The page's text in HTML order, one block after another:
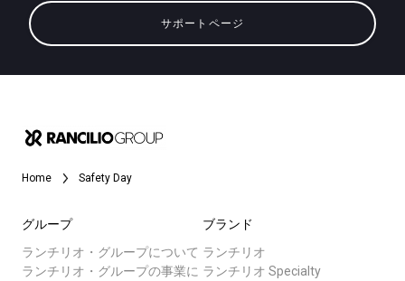
サポートページ
Home Safety Day
グループ
ランチリオ・グループについて
ランチリオ・グループの事業に
ブランド
ランチリオ
ランチリオ Specialty
グループ
ニュース
歴史